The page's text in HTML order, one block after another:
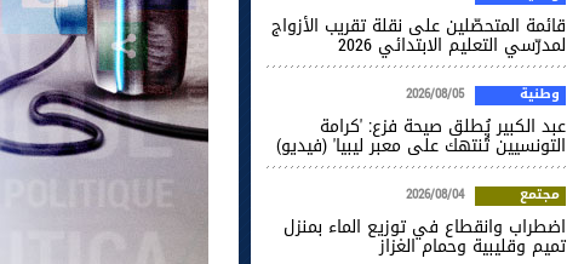
قائمة المتحصّلين على نقلة تقريب الأزواج
لمدرّسي التعليم الابتدائي 2026
وطنية 2026/08/05
عبد الكبير يُطلق صيحة فزع: 'كرامة
التونسيين تُنتهك على معبر ليبيا' (فيديو)
مجتمع 2026/08/04
اضطراب وانقطاع في توزيع الماء بمنزل
تميم وقليبية وحمام الغزاز